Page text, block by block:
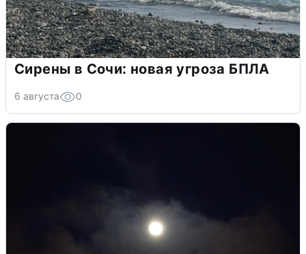
Сирены в Сочи: новая угроза БПЛА
6 августа 0